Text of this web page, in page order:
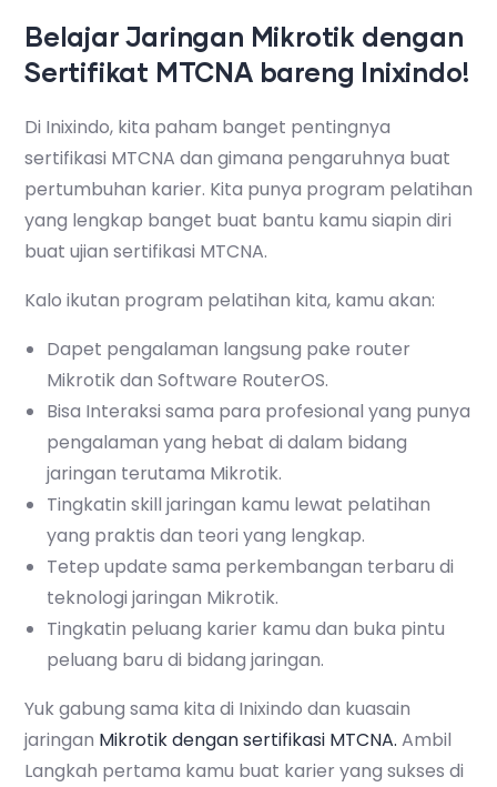
Belajar Jaringan Mikrotik dengan
Sertifikat MTCNA bareng Inixindo!
Di Inixindo, kita paham banget pentingnya
sertifikasi MTCNA dan gimana pengaruhnya buat
pertumbuhan karier. Kita punya program pelatihan
yang lengkap banget buat bantu kamu siapin diri
buat ujian sertifikasi MTCNA.
Kalo ikutan program pelatihan kita, kamu akan:
Dapet pengalaman langsung pake router
Mikrotik dan Software RouterOS.
Bisa Interaksi sama para profesional yang punya
pengalaman yang hebat di dalam bidang
jaringan terutama Mikrotik.
Tingkatin skill jaringan kamu lewat pelatihan
yang praktis dan teori yang lengkap.
Tetep update sama perkembangan terbaru di
teknologi jaringan Mikrotik.
Tingkatin peluang karier kamu dan buka pintu
peluang baru di bidang jaringan.
Yuk gabung sama kita di Inixindo dan kuasain
jaringan Mikrotik dengan sertifikasi MTCNA. Ambil
Langkah pertama kamu buat karier yang sukses di